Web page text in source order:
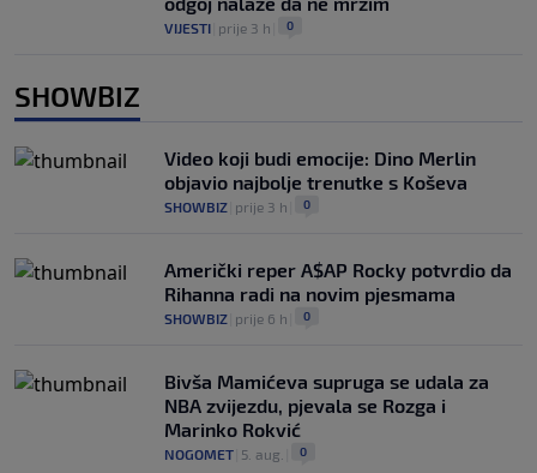
VIJESTI prije 3 h 0
SHOWBIZ
Video koji budi emocije: Dino Merlin
objavio najbolje trenutke s Koševa
SHOWBIZ prije 3 h 0
Američki reper A$AP Rocky potvrdio da
Rihanna radi na novim pjesmama
SHOWBIZ prije 6 h 0
Bivša Mamićeva supruga se udala za
NBA zvijezdu, pjevala se Rozga i
Marinko Rokvić
NOGOMET 5. aug. 0